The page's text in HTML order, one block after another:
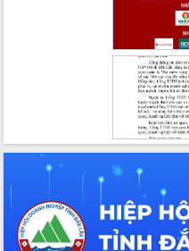
Thủ tướng Chính phủ Phạm Minh Chính
kiểm tra, chỉ đạo hoàn thành các dự
án cao tốc và thăm khu tái định cư tại
Sôi nổi Hội đua ngựa truyền thống Gò
Thì Thùng mừng Xuân Bính Ngọ 2026
Lãnh đạo tỉnh dâng hương tưởng niệm
tại Đập Đồng Cam đầu Xuân Bính Ngọ
Ngành nông nghiệp phấn đấu tăng
trưởng đạt 5,86% trong năm 2026
UBND tỉnh Đắk Lắk triển khai công tác
quốc phòng, quân sự địa phương năm
2026